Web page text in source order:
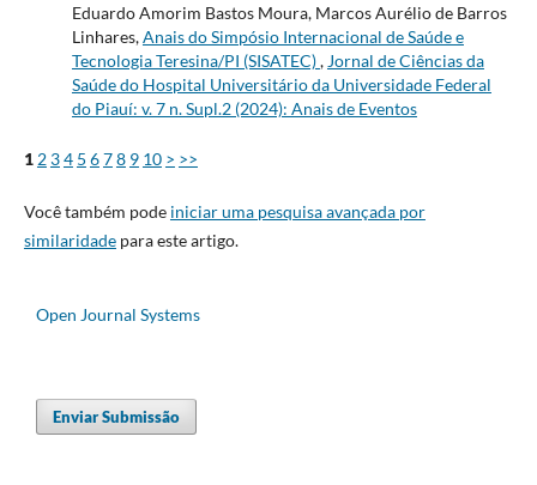
Eduardo Amorim Bastos Moura, Marcos Aurélio de Barros
Linhares,Anais do Simpósio Internacional de Saúde e
Tecnologia Teresina/PI (SISATEC), Jornal de Ciências da
Saúde do Hospital Universitário da Universidade Federal
do Piauí: v. 7 n. Supl.2 (2024): Anais de Eventos
1 2 34 5 678 9 10 > >>
Você também pode iniciar uma pesquisa avançada por
similaridadepara este artigo.
Open Journal Systems
Enviar Submissão